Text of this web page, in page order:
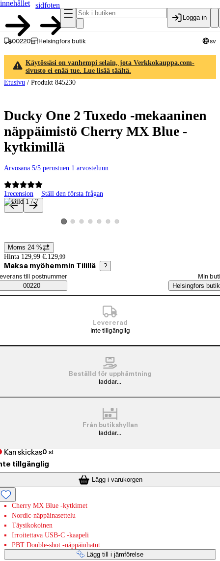
innehållet
sidfoten
Logga in
00220 Helsingfors butik sv
Käytössäsi on vanhempi selain, jota Verkkokauppa.com-
sivusto ei enää tue. Lue lisää täältä.
Etusivu / Produkt 845230
Ducky One 2 Tuxedo -mekaaninen
näppäimistö Cherry MX Blue -
kytkimillä
Arvosana 5/5 perustuen 1 arvosteluun
1recension Ställ den första frågan
Produktbilder och videor
Visa produktbild 1
Visa produktbild 2
Visa produktbild 3
Visa produktbild 4
Visa produktbild 5
Visa produktbild 6
Visa produktbild 7
Prisinformation
Moms 24 %
Hinta 129,99 €. 129,99
Maksa myöhemmin Tilillä ?
Saatavuustiedot
beställningssätt
till postnummer
00220
Min
Helsingfors butik
Levererad
Inte tillgänglig
Beställd för upphämtning
laddar...
Från butikshyllan
laddar...
Kan skickas0 st
tillgänglig
Lägg i varukorgen
Cherry MX Blue -kytkimet
Nordic-näppäinasettelu
Täysikokoinen
Irroitettava USB-C -kaapeli
PBT Double-shot -näppäinhatut
Lägg till i jämförelse